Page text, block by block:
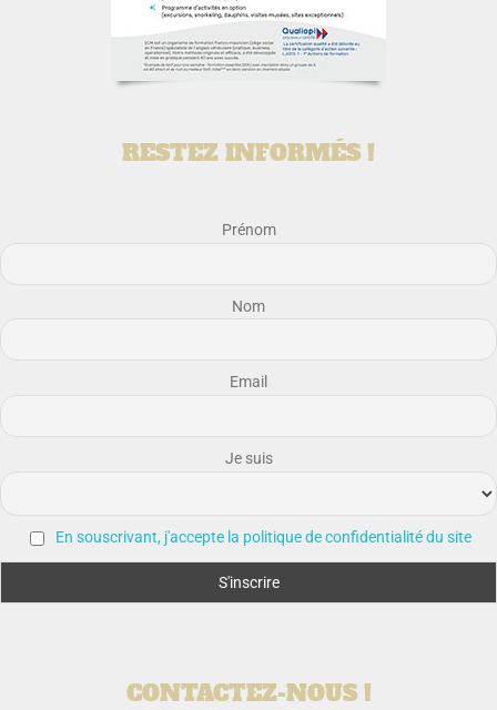
RESTEZ INFORMÉS !
Prénom
Nom
Email
Je suis
En souscrivant, j'accepte la politique de confidentialité du site
CONTACTEZ-NOUS !